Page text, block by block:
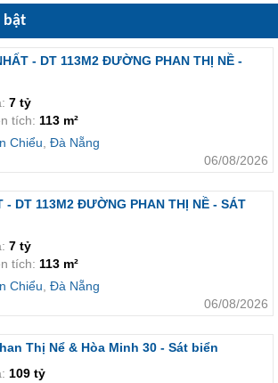
bật
- DT 113M2 ĐƯỜNG PHAN THỊ NỀ -
7 tỷ
tích: 113 m²
Chiểu Đà Nẵng
06/08/2026
- DT 113M2 ĐƯỜNG PHAN THỊ NỀ - SÁT
7 tỷ
tích: 113 m²
Chiểu Đà Nẵng
06/08/2026
Thị Nể & Hòa Minh 30 - Sát biển
109 tỷ